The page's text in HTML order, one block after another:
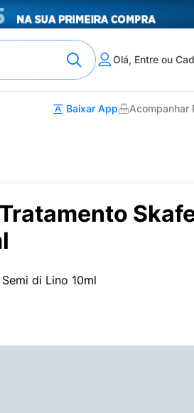
Olá, Entre ou
Baixar App Acompanhar
di Lino 10ml